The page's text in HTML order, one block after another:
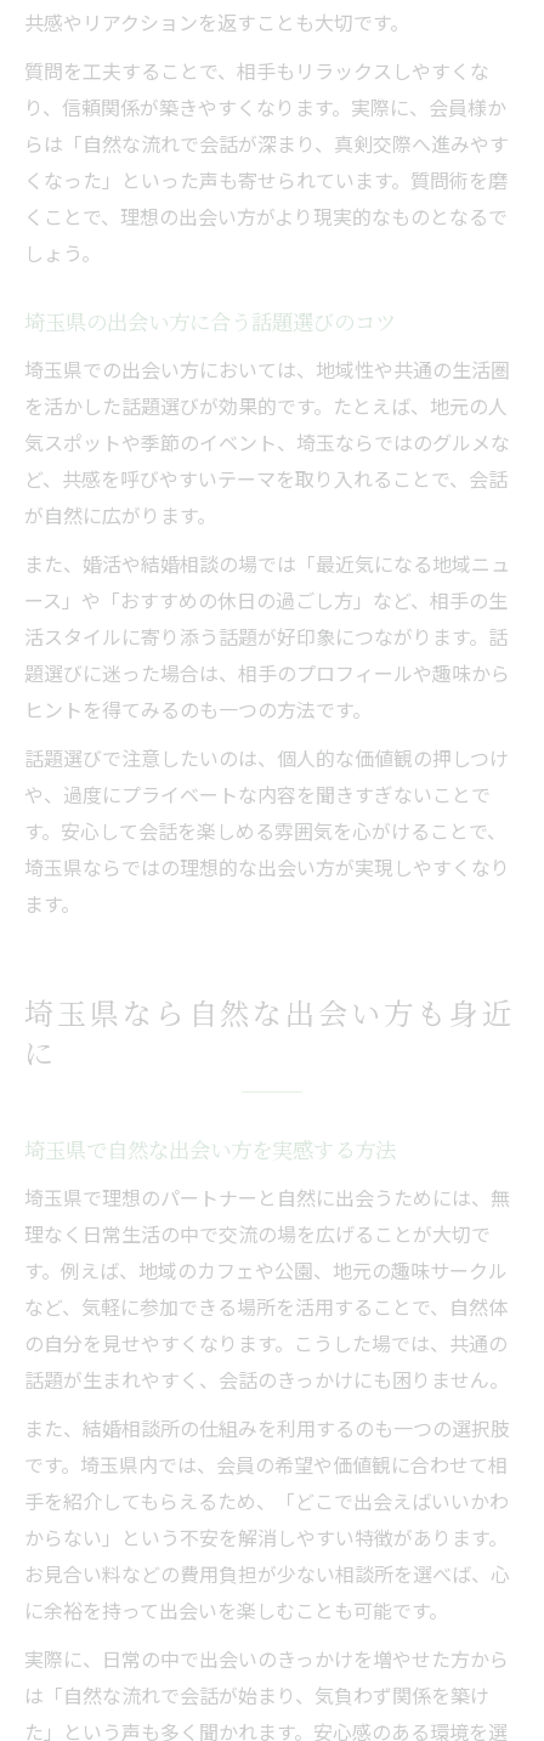
共感やリアクションを返すことも大切です。
質問を工夫することで、相手もリラックスしやすくな
り、信頼関係が築きやすくなります。実際に、会員様か
らは「自然な流れで会話が深まり、真剣交際へ進みやす
くなった」といった声も寄せられています。質問術を磨
くことで、理想の出会い方がより現実的なものとなるで
しょう。
埼玉県の出会い方に合う話題選びのコツ
埼玉県での出会い方においては、地域性や共通の生活圏
を活かした話題選びが効果的です。たとえば、地元の人
気スポットや季節のイベント、埼玉ならではのグルメな
ど、共感を呼びやすいテーマを取り入れることで、会話
が自然に広がります。
また、婚活や結婚相談の場では「最近気になる地域ニュ
ース」や「おすすめの休日の過ごし方」など、相手の生
活スタイルに寄り添う話題が好印象につながります。話
題選びに迷った場合は、相手のプロフィールや趣味から
ヒントを得てみるのも一つの方法です。
話題選びで注意したいのは、個人的な価値観の押しつけ
や、過度にプライベートな内容を聞きすぎないことで
す。安心して会話を楽しめる雰囲気を心がけることで、
埼玉県ならではの理想的な出会い方が実現しやすくなり
ます。
埼玉県なら自然な出会い方も身近
に
埼玉県で自然な出会い方を実感する方法
埼玉県で理想のパートナーと自然に出会うためには、無
理なく日常生活の中で交流の場を広げることが大切で
す。例えば、地域のカフェや公園、地元の趣味サークル
など、気軽に参加できる場所を活用することで、自然体
の自分を見せやすくなります。こうした場では、共通の
話題が生まれやすく、会話のきっかけにも困りません。
また、結婚相談所の仕組みを利用するのも一つの選択肢
です。埼玉県内では、会員の希望や価値観に合わせて相
手を紹介してもらえるため、「どこで出会えばいいかわ
からない」という不安を解消しやすい特徴があります。
お見合い料などの費用負担が少ない相談所を選べば、心
に余裕を持って出会いを楽しむことも可能です。
実際に、日常の中で出会いのきっかけを増やせた方から
は「自然な流れで会話が始まり、気負わず関係を築け
た」という声も多く聞かれます。安心感のある環境を選